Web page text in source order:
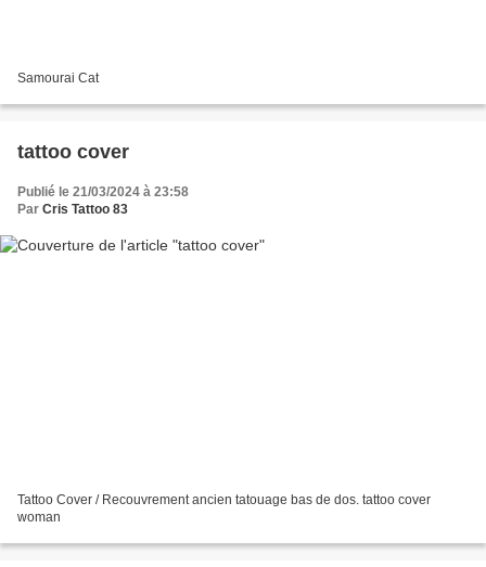
Samourai Cat
tattoo cover
Publié le 21/03/2024 à 23:58
Par Cris Tattoo 83
Tattoo Cover / Recouvrement ancien tatouage bas de dos. tattoo cover
woman